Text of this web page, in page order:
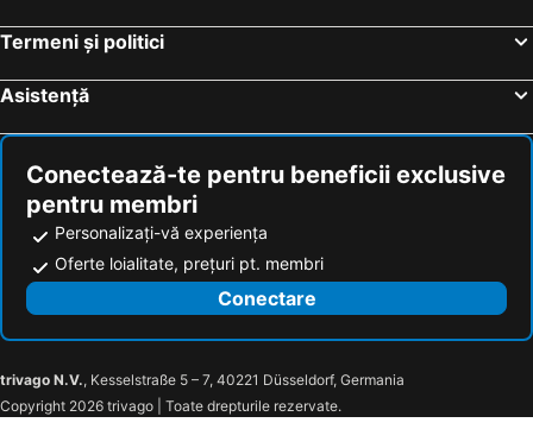
Termeni și politici
Asistență
Conectează-te pentru beneficii exclusive
pentru membri
Personalizați-vă experiența
Oferte loialitate, prețuri pt. membri
Conectare
trivago N.V., Kesselstraße 5 – 7, 40221 Düsseldorf, Germania
Copyright 2026 trivago | Toate drepturile rezervate.